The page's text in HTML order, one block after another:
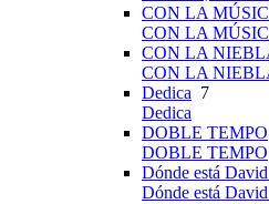
CON LA
CON LA
CON LA
CON LA
Dedica 7
Dedica
DOBLE TEMPO
DOBLE TEMPO
Dónde está
Dónde está